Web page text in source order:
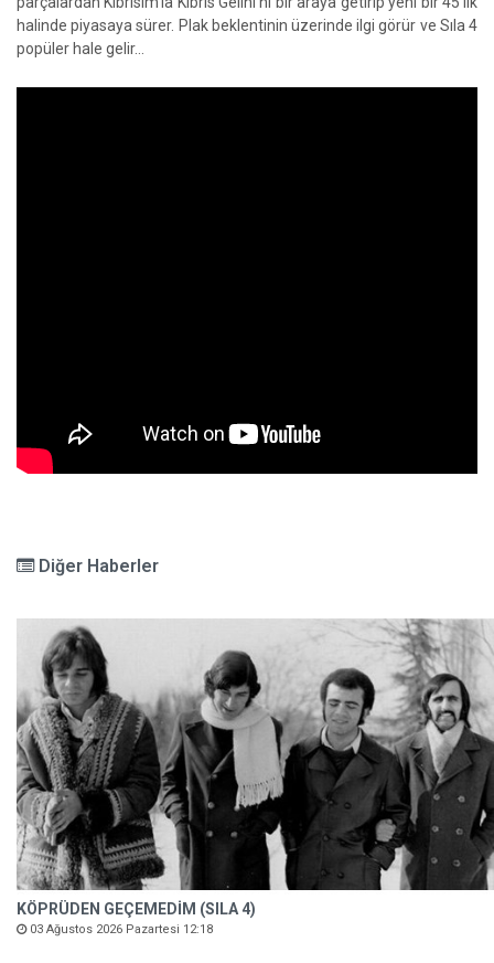
halinde piyasaya sürer. Plak beklentinin üzerinde ilgi görür ve Sıla 4
popüler hale gelir…
Diğer Haberler
KÖPRÜDEN GEÇEMEDİM (SILA 4)
03 Ağustos 2026 Pazartesi 12:18